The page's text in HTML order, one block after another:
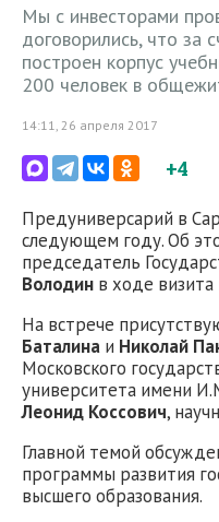
Мы с инвесторами
договорились, что за
построен корпус
200 человек в
14:11, 26 апреля 2017
+4
Предуниверсарий в
следующем году. Об
председатель
Володин в ходе визита
На встрече
Баталина и Николай
Московского
университета имени
Леонид Коссович,
Главной темой
программы развития
высшего образования.